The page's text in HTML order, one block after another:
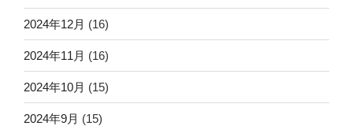
2024年12月 (16)
2024年11月 (16)
2024年10月 (15)
2024年9月 (15)